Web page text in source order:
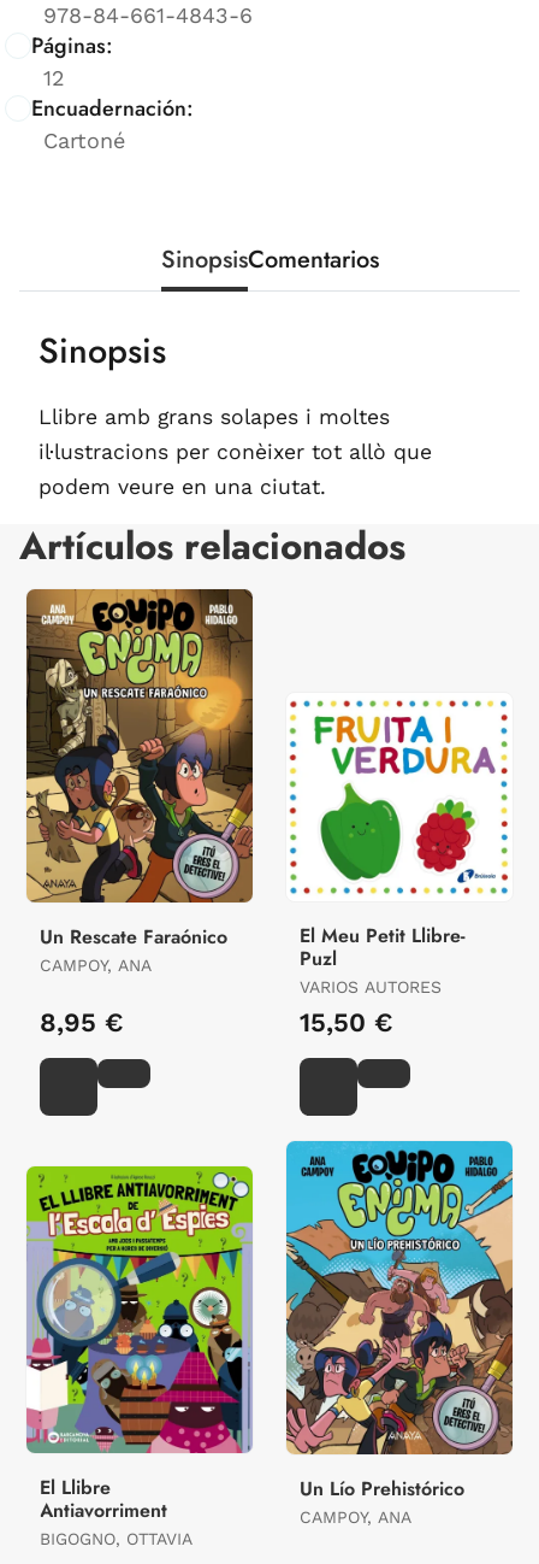
978-84-661-4843-6
Páginas:
12
Encuadernación:
Cartoné
SinopsisComentarios
Sinopsis
Llibre amb grans solapes i moltes
il·lustracions per conèixer tot allò que
podem veure en una ciutat.
Artículos relacionados
Un Rescate Faraónico
CAMPOY, ANA
8,95 €
El Meu Petit Llibre-
Puzl
VARIOS AUTORES
15,50 €
El Llibre
Antiavorriment
BIGOGNO, OTTAVIA
Un Lío Prehistórico
CAMPOY, ANA